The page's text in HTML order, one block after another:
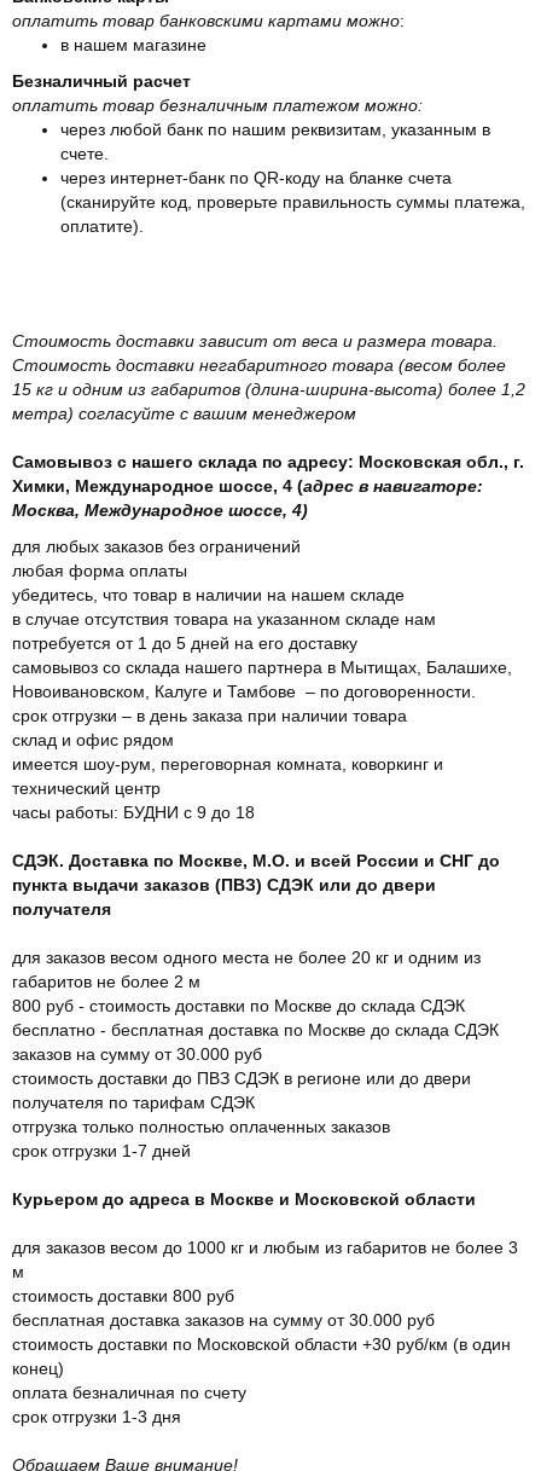
оплатить товар банковскими картами можно:
в нашем магазине
Безналичный расчет
оплатить товар безналичным платежом можно:
через любой банк по нашим реквизитам, указанным в
счете.
через интернет-банк по QR-коду на бланке счета
(сканируйте код, проверьте правильность суммы платежа,
оплатите).
Стоимость доставки зависит от веса и размера товара.
Стоимость доставки негабаритного товара (весом более
15 кг и одним из габаритов (длина-ширина-высота) более 1,2
метра) согласуйте с вашим менеджером
Самовывоз с нашего склада по адресу: Московская обл., г.
Химки, Международное шоссе, 4 (адрес в навигаторе:
Москва, Международное шоссе, 4)
для любых заказов без ограничений
любая форма оплаты
убедитесь, что товар в наличии на нашем складе
в случае отсутствия товара на указанном складе нам
потребуется от 1 до 5 дней на его доставку
самовывоз со склада нашего партнера в Мытищах, Балашихе,
Новоивановском, Калуге и Тамбове – по договоренности.
срок отгрузки – в день заказа при наличии товара
склад и офис рядом
имеется шоу-рум, переговорная комната, коворкинг и
технический центр
часы работы: БУДНИ с 9 до 18
СДЭК. Доставка по Москве, М.О. и всей России и СНГ до
пункта выдачи заказов (ПВЗ) СДЭК или до двери
получателя
для заказов весом одного места не более 20 кг и одним из
габаритов не более 2 м
800 руб - стоимость доставки по Москве до склада СДЭК
бесплатно - бесплатная доставка по Москве до склада СДЭК
заказов на сумму от 30.000 руб
стоимость доставки до ПВЗ СДЭК в регионе или до двери
получателя по тарифам СДЭК
отгрузка только полностью оплаченных заказов
срок отгрузки 1-7 дней
Курьером до адреса в Москве и Московской области
для заказов весом до 1000 кг и любым из габаритов не более 3
м
стоимость доставки 800 руб
бесплатная доставка заказов на сумму от 30.000 руб
стоимость доставки по Московской области +30 руб/км (в один
конец)
оплата безналичная по счету
срок отгрузки 1-3 дня
Обращаем Ваше внимание!